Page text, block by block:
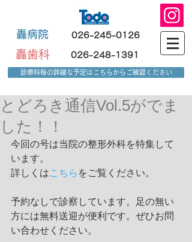
轟病院 026-245-0126
轟歯科 026-248-1391
診療科毎の詳細な予定はこちらからご確認ください
とどろき通信Vol.5がでま
した！！
今回の号は当院の整形外科を特集して
います。
詳しくはこちら をご覧ください。
予約なしで診察しています。足の無い
方には無料送迎が便利です。ぜひお問
い合わせください。